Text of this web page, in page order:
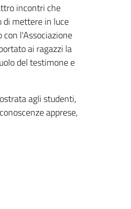
incontri che
di mettere in luce
l'Associazione
ai ragazzi la
del testimone e
agli studenti,
apprese,